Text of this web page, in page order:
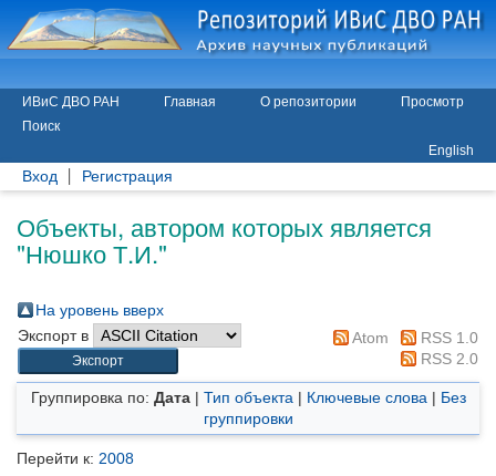
ИВиС ДВО РАН Главная О репозитории
Просмотр
Поиск
English
Вход Регистрация
Объекты, автором которых является
"Нюшко Т.И."
На уровень вверх
Экспорт в
Atom
RSS 1.0
RSS 2.0
Группировка по: Дата| Тип объекта | Ключевые слова | Без
группировки
Перейти к: 2008